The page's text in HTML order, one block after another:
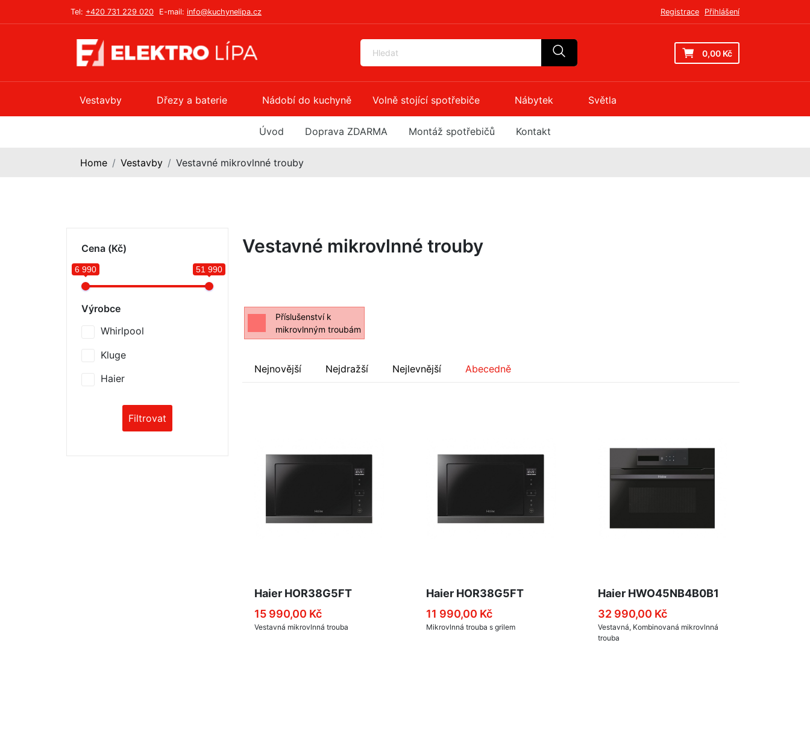
Tel: +420 731 229 020 E-mail: info@kuchynelipa.cz Registrace Přihlášení
0,00 Kč
Vestavby Dřezy a baterie Nádobí do kuchyně Volně stojící spotřebiče Nábytek Světla
Úvod Doprava ZDARMA Montáž spotřebičů Kontakt
Home Vestavby Vestavné mikrovlnné trouby
Cena (Kč)
6 990 51 990
Výrobce
Whirlpool
Kluge
Haier
Filtrovat
Vestavné mikrovlnné trouby
Příslušenství k
mikrovlnným troubám
Nejnovější Nejdražší Nejlevnější Abecedně
Haier HOR38G5FT
15 990,00 Kč
Vestavná mikrovlnná trouba
Haier HOR38G5FT
11 990,00 Kč
Mikrovlnná trouba s grilem
Haier HWO45NB4B0B1
32 990,00 Kč
Vestavná, Kombinovaná mikrovlnná
trouba